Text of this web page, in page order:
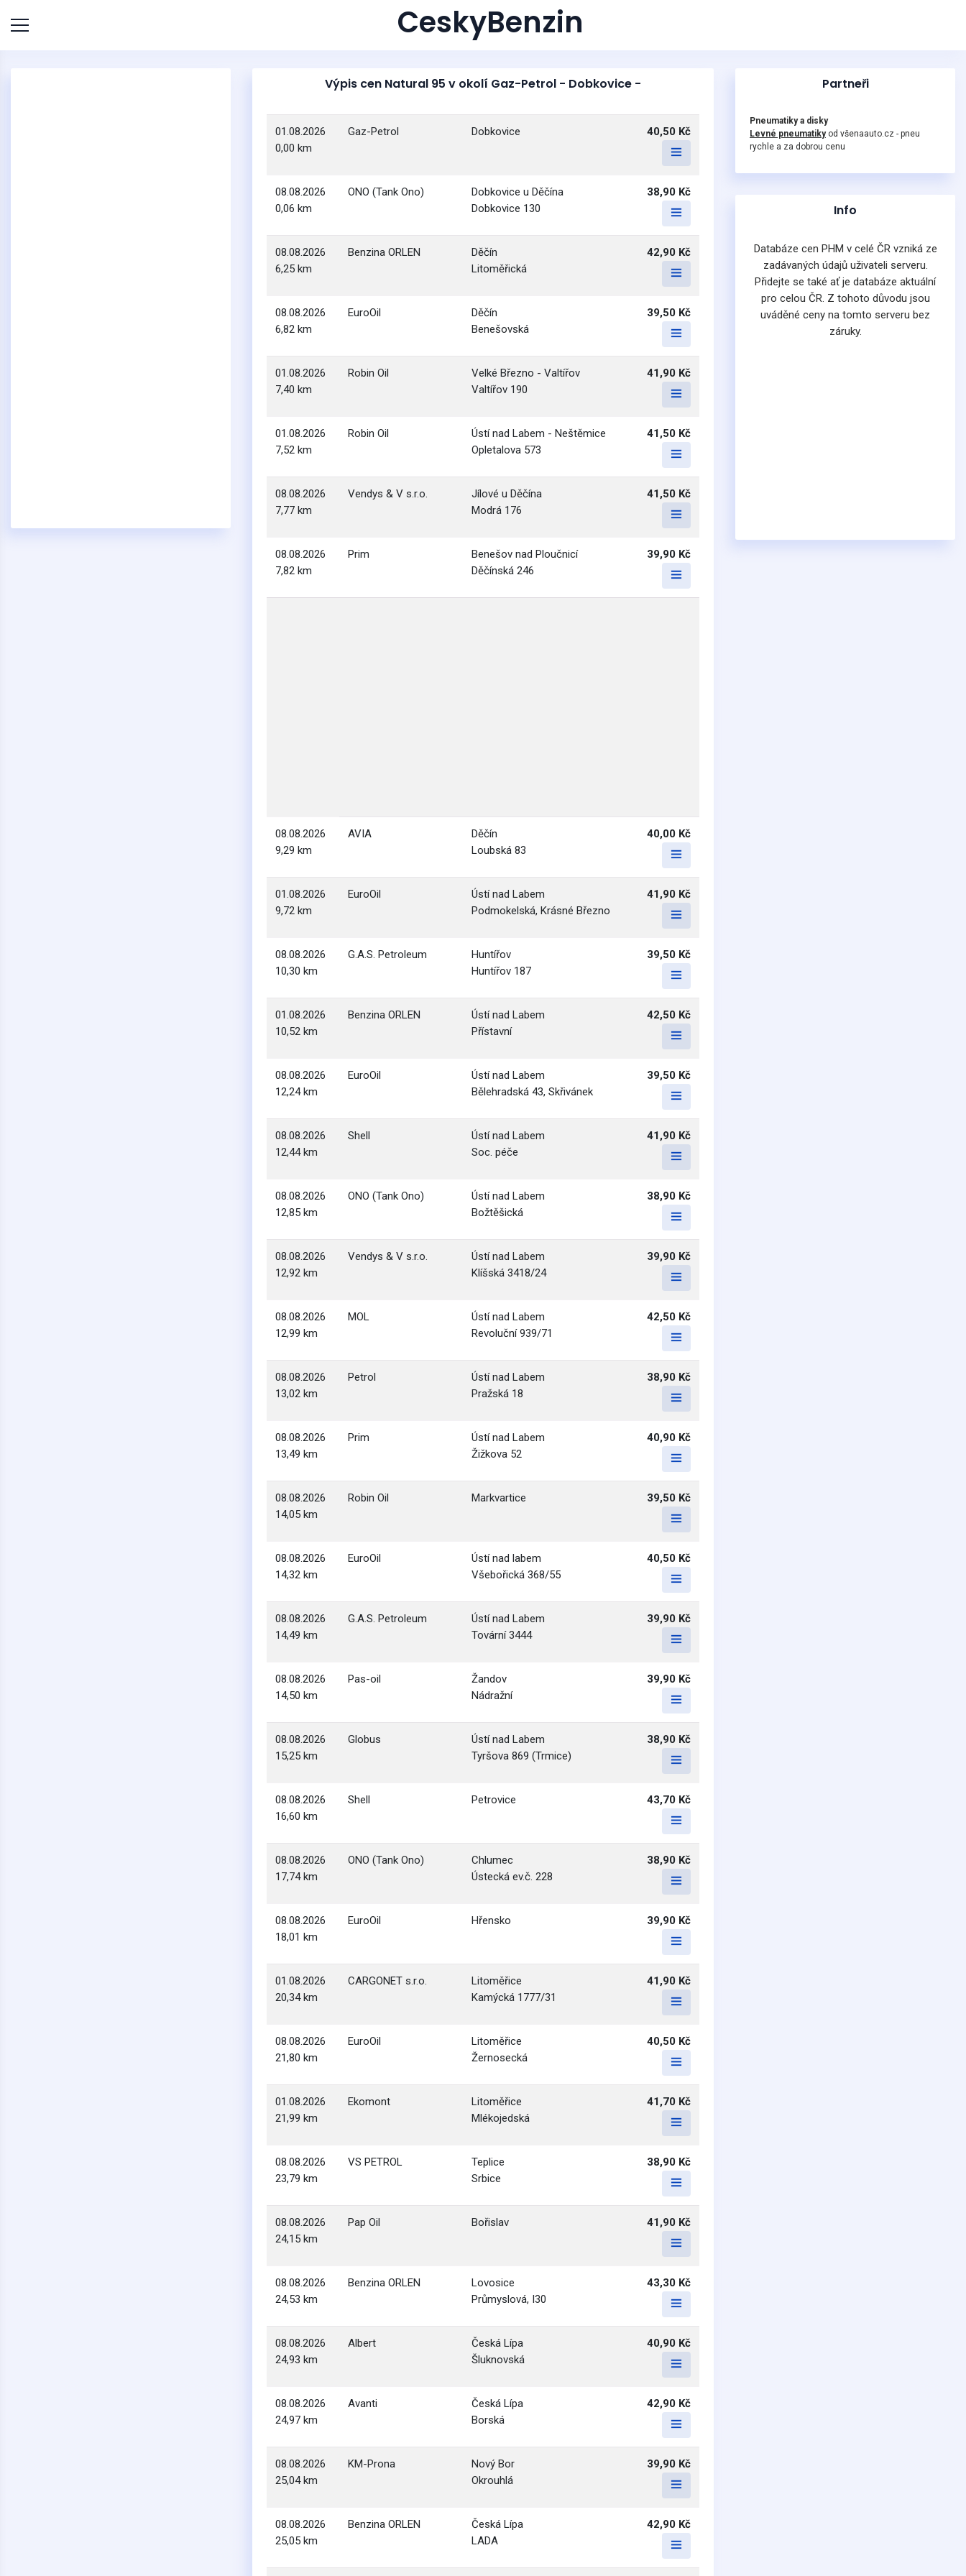
CeskyBenzin
Výpis cen Natural 95 v okolí Gaz-Petrol - Dobkovice -
01.08.2026
0,00 km
Gaz-Petrol Dobkovice 40,50 Kč
08.08.2026
0,06 km
ONO (Tank Ono)
Dobkovice u Děčína
Dobkovice 130
38,90 Kč
08.08.2026
6,25 km
Benzina ORLEN
Děčín
Litoměřická
42,90 Kč
08.08.2026
6,82 km
EuroOil
Děčín
Benešovská
39,50 Kč
01.08.2026
7,40 km
Robin Oil
Velké Březno - Valtířov
Valtířov 190
41,90 Kč
01.08.2026
7,52 km
Robin Oil
Ústí nad Labem - Neštěmice
Opletalova 573
41,50 Kč
08.08.2026
7,77 km
Vendys & V s.r.o.
Jílové u Děčína
Modrá 176
41,50 Kč
08.08.2026
7,82 km
Prim
Benešov nad Ploučnicí
Děčínská 246
39,90 Kč
08.08.2026
9,29 km
AVIA
Děčín
Loubská 83
40,00 Kč
01.08.2026
9,72 km
EuroOil
Ústí nad Labem
Podmokelská, Krásné Březno
41,90 Kč
08.08.2026
10,30 km
G.A.S. Petroleum
Huntířov
Huntířov 187
39,50 Kč
01.08.2026
10,52 km
Benzina ORLEN
Ústí nad Labem
Přístavní
42,50 Kč
08.08.2026
12,24 km
EuroOil
Ústí nad Labem
Bělehradská 43, Skřivánek
39,50 Kč
08.08.2026
12,44 km
Shell
Ústí nad Labem
Soc. péče
41,90 Kč
08.08.2026
12,85 km
ONO (Tank Ono)
Ústí nad Labem
Božtěšická
38,90 Kč
08.08.2026
12,92 km
Vendys & V s.r.o.
Ústí nad Labem
Klíšská 3418/24
39,90 Kč
08.08.2026
12,99 km
MOL
Ústí nad Labem
Revoluční 939/71
42,50 Kč
08.08.2026
13,02 km
Petrol
Ústí nad Labem
Pražská 18
38,90 Kč
08.08.2026
13,49 km
Prim
Ústí nad Labem
Žižkova 52
40,90 Kč
08.08.2026
14,05 km
Robin Oil Markvartice 39,50 Kč
08.08.2026
14,32 km
EuroOil
Ústí nad labem
Všebořická 368/55
40,50 Kč
08.08.2026
14,49 km
G.A.S. Petroleum
Ústí nad Labem
Tovární 3444
39,90 Kč
08.08.2026
14,50 km
Pas-oil
Žandov
Nádražní
39,90 Kč
08.08.2026
15,25 km
Globus
Ústí nad Labem
Tyršova 869 (Trmice)
38,90 Kč
08.08.2026
16,60 km
Shell Petrovice 43,70 Kč
08.08.2026
17,74 km
ONO (Tank Ono)
Chlumec
Ústecká ev.č. 228
38,90 Kč
08.08.2026
18,01 km
EuroOil Hřensko 39,90 Kč
01.08.2026
20,34 km
CARGONET s.r.o.
Litoměřice
Kamýcká 1777/31
41,90 Kč
08.08.2026
21,80 km
EuroOil
Litoměřice
Žernosecká
40,50 Kč
01.08.2026
21,99 km
Ekomont
Litoměřice
Mlékojedská
41,70 Kč
08.08.2026
23,79 km
VS PETROL
Teplice
Srbice
38,90 Kč
08.08.2026
24,15 km
Pap Oil Bořislav 41,90 Kč
08.08.2026
24,53 km
Benzina ORLEN
Lovosice
Průmyslová, I30
43,30 Kč
08.08.2026
24,93 km
Albert
Česká Lípa
Šluknovská
40,90 Kč
08.08.2026
24,97 km
Avanti
Česká Lípa
Borská
42,90 Kč
08.08.2026
25,04 km
KM-Prona
Nový Bor
Okrouhlá
39,90 Kč
08.08.2026
25,05 km
Benzina ORLEN
Česká Lípa
LADA
42,90 Kč
Partneři
Pneumatiky a disky
Levné pneumatikyod všenaauto.cz - pneu
rychle a za dobrou cenu
Info
Databáze cen PHM v celé ČR vzniká ze
zadávaných údajů uživateli serveru.
Přidejte se také ať je databáze aktuální
pro celou ČR. Z tohoto důvodu jsou
uváděné ceny na tomto serveru bez
záruky.